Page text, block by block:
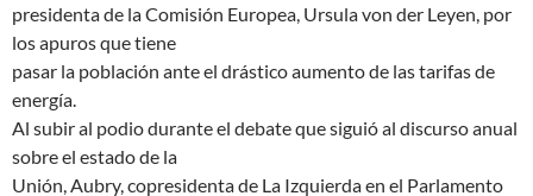
presidenta de la Comisión Europea, Ursula von der Leyen, por
los apuros que tiene
pasar la población ante el drástico aumento de las tarifas de
energía.
Al subir al podio durante el debate que siguió al discurso anual
sobre el estado de la
Unión, Aubry, copresidenta de La Izquierda en el Parlamento